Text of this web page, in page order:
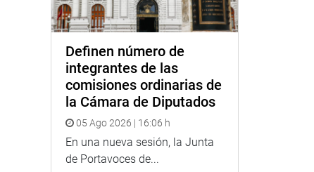
Definen número de
integrantes de las
comisiones ordinarias de
la Cámara de Diputados
05 Ago 2026 | 16:06 h
En una nueva sesión, la Junta
de Portavoces de...